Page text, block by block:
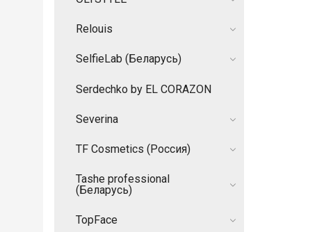
Relouis
SelfieLab (Беларусь)
Serdechko by EL CORAZON
Severina
TF Cosmetics (Россия)
Tashe professional
(Беларусь)
TopFace